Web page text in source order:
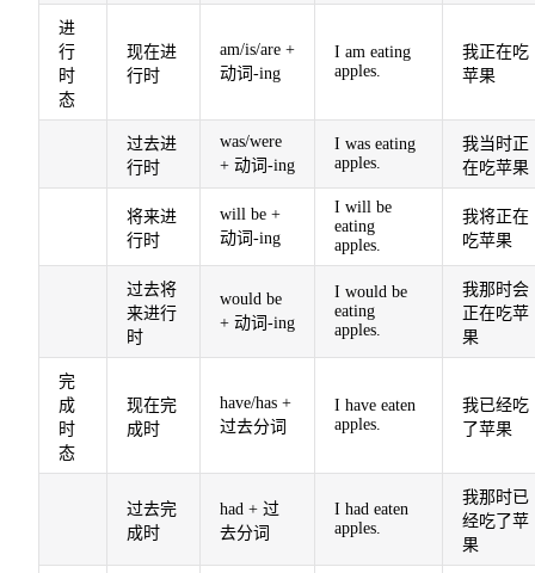
进
行
时
态
现在进
行时
am/is/are +
动词-ing
I am eating
apples.
我正在吃
苹果
过去进
行时
was/were
+ 动词-ing
I was eating
apples.
我当时正
在吃苹果
将来进
行时
will be +
动词-ing
I will be
eating
apples.
我将正在
吃苹果
过去将
来进行
时
would be
+ 动词-ing
I would be
eating
apples.
我那时会
正在吃苹
果
完
成
时
态
现在完
成时
have/has +
过去分词
I have eaten
apples.
我已经吃
了苹果
过去完
成时
had + 过
去分词
I had eaten
apples.
我那时已
经吃了苹
果